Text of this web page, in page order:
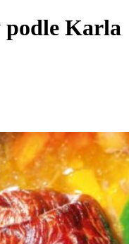
podle Karla